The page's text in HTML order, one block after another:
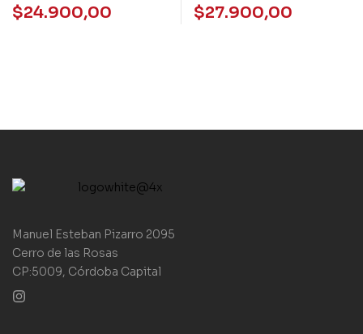
EN MAYO – LOQUELEO
–
$24.900,00
DELFIN-LOQUELEO
$27.900,00
Manuel Esteban Pizarro 2095
Cerro de las Rosas
CP:5009, Córdoba Capital